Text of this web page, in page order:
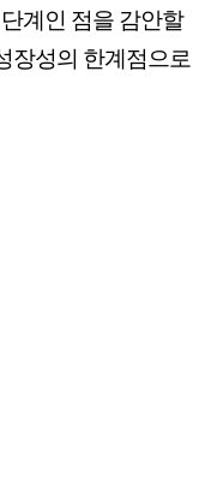
계인 점을 감안할
장성의 한계점으로